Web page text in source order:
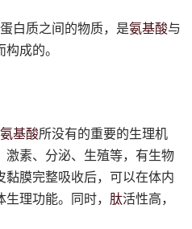
白质之间的物质，是氨基酸与
成的。
氨基酸所没有的重要的生理机
激素、分泌、生殖等，有生物
黏膜完整吸收后，可以在体内
理功能。同时， 肽活性高，